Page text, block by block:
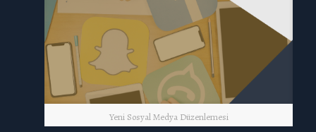
Yeni Sosyal Medya Düzenlemesi